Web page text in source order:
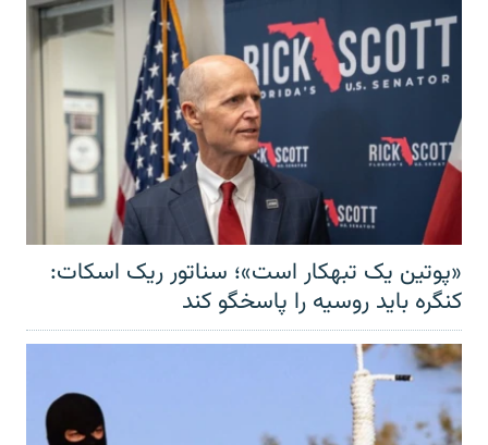
«پوتین یک تبهکار است»؛ سناتور ریک اسکات:
کنگره باید روسیه را پاسخگو کند